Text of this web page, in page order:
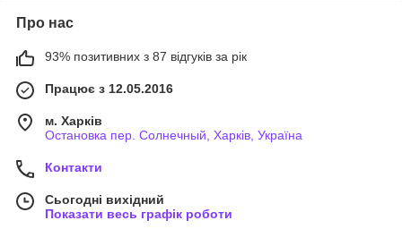
Про нас
93% позитивних з 87 відгуків за рік
Працює з 12.05.2016
м. Харків
Остановка пер. Солнечный, Харків, Україна
Контакти
Сьогодні вихідний
Показати весь графік роботи